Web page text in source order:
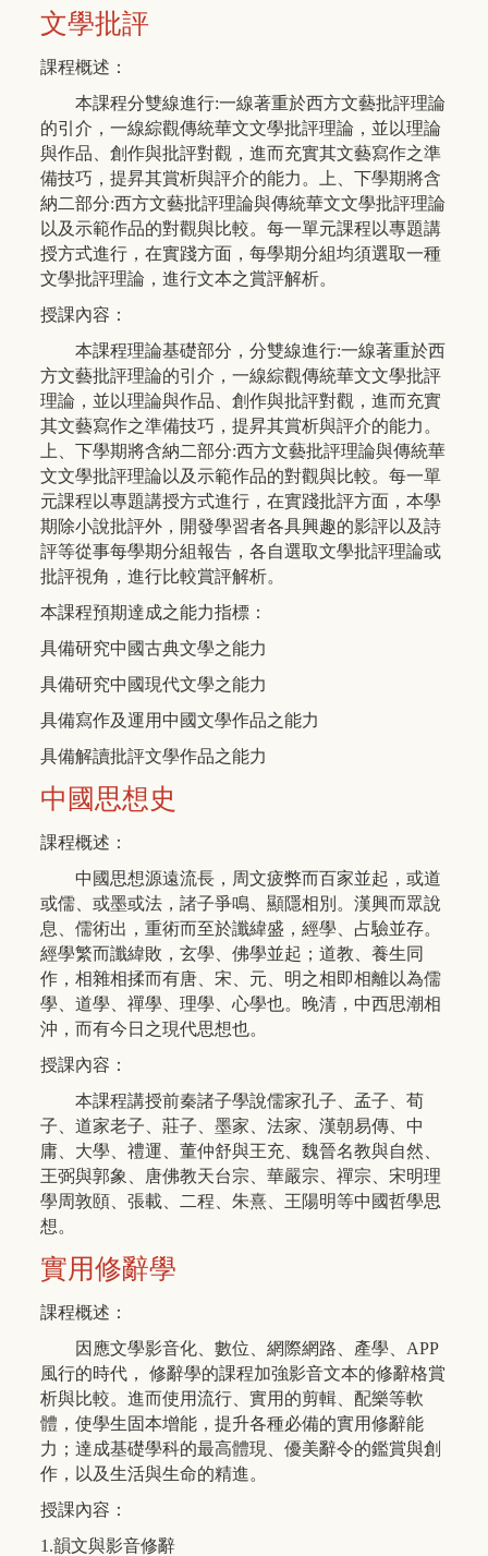
文學批評
課程概述：
本課程分雙線進行:一線著重於西方文藝批評理論
的引介，一線綜觀傳統華文文學批評理論，並以理論
與作品、創作與批評對觀，進而充實其文藝寫作之準
備技巧，提昇其賞析與評介的能力。上、下學期將含
納二部分:西方文藝批評理論與傳統華文文學批評理論
以及示範作品的對觀與比較。每一單元課程以專題講
授方式進行，在實踐方面，每學期分組均須選取一種
文學批評理論，進行文本之賞評解析。
授課內容：
本課程理論基礎部分，分雙線進行:一線著重於西
方文藝批評理論的引介，一線綜觀傳統華文文學批評
理論，並以理論與作品、創作與批評對觀，進而充實
其文藝寫作之準備技巧，提昇其賞析與評介的能力。
上、下學期將含納二部分:西方文藝批評理論與傳統華
文文學批評理論以及示範作品的對觀與比較。每一單
元課程以專題講授方式進行，在實踐批評方面，本學
期除小說批評外，開發學習者各具興趣的影評以及詩
評等從事每學期分組報告，各自選取文學批評理論或
批評視角，進行比較賞評解析。
本課程預期達成之能力指標：
具備研究中國古典文學之能力
具備研究中國現代文學之能力
具備寫作及運用中國文學作品之能力
具備解讀批評文學作品之能力
中國思想史
課程概述：
中國思想源遠流長，周文疲弊而百家並起，或道
或儒、或墨或法，諸子爭鳴、顯隱相別。漢興而眾說
息、儒術出，重術而至於讖緯盛，經學、占驗並存。
經學繁而讖緯敗，玄學、佛學並起；道教、養生同
作，相雜相揉而有唐、宋、元、明之相即相離以為儒
學、道學、禪學、理學、心學也。晚清，中西思潮相
沖，而有今日之現代思想也。
授課內容：
本課程講授前秦諸子學說儒家孔子、孟子、荀
子、道家老子、莊子、墨家、法家、漢朝易傳、中
庸、大學、禮運、董仲舒與王充、魏晉名教與自然、
王弼與郭象、唐佛教天台宗、華嚴宗、禪宗、宋明理
學周敦頤、張載、二程、朱熹、王陽明等中國哲學思
想。
實用修辭學
課程概述：
因應文學影音化、數位、網際網路、產學、APP
風行的時代， 修辭學的課程加強影音文本的修辭格賞
析與比較。進而使用流行、實用的剪輯、配樂等軟
體，使學生固本增能，提升各種必備的實用修辭能
力；達成基礎學科的最高體現、優美辭令的鑑賞與創
作，以及生活與生命的精進。
授課內容：
1.韻文與影音修辭